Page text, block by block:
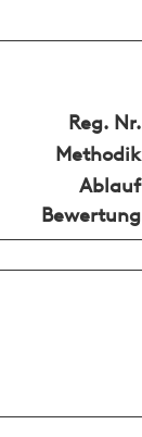
Reg. Nr.
Methodik
Ablauf
Bewertung